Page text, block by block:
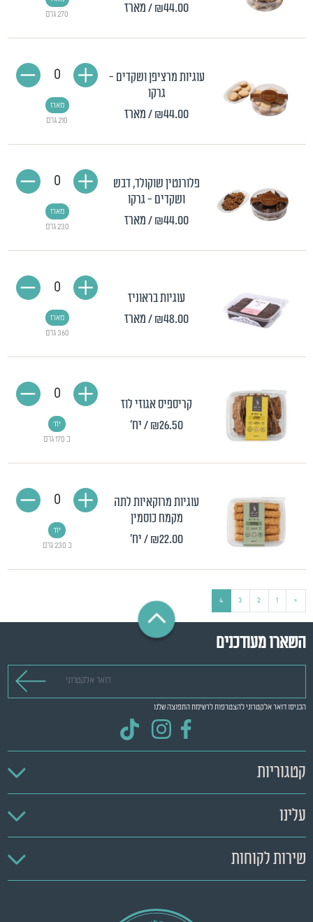
₪44.00/ מארז 270 גרם
עוגיות מרציפן ושקדים -
גרקו
₪44.00/ מארז 210 גרם
מארז
0
פלורנטין שוקולד, דבש
ושקדים - גרקו
₪44.00/ מארז 230 גרם
מארז
0
עוגיות בראוניז
₪48.00/ מארז
360 גרם
מארז
0
קריספיס אגוזי לוז
₪26.50/ יח'
כ 170 גרם
יח'
0
עוגיות מרוקאיות לתה
מקמח כוסמין
₪22.00/ יח' כ 230 גרם
יח'
0
«
1
2
3
4
השארו מעודכנים
הכניסו דואר אלקטרוני להצטרפות לרשימת התפוצה שלנו
קטגוריות
עלינו
שירות לקוחות